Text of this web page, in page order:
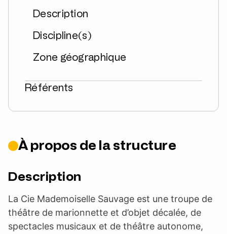
Description
Discipline(s)
Zone géographique
Référents
À propos de la structure
Description
La Cie Mademoiselle Sauvage est une troupe de
théâtre de marionnette et d’objet décalée, de
spectacles musicaux et de théâtre autonome,